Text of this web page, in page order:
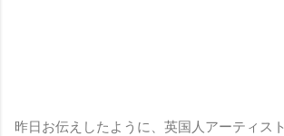
昨日お伝えしたように、英国人アーティスト